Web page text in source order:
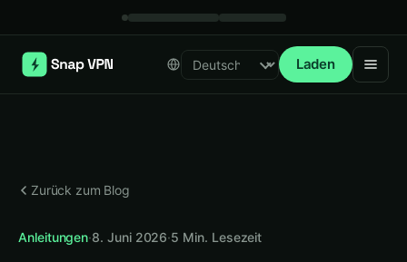
Select language Laden
Zurück zum Blog
Anleitungen·8. Juni 2026·5 Min. Lesezeit